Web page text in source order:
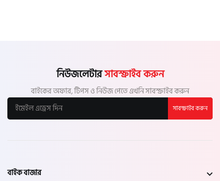
নিউজলেটারসাবস্ক্রাইব করুন
বাইকের অফার, টিপস ও নিউজ পেতে এখনি সাবস্ক্রাইব করুন
সাবস্ক্রাইব করুন
বাইক বাজার